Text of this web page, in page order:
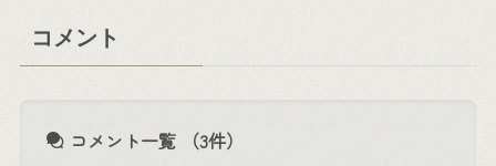
コメント
コメント一覧 （3件）